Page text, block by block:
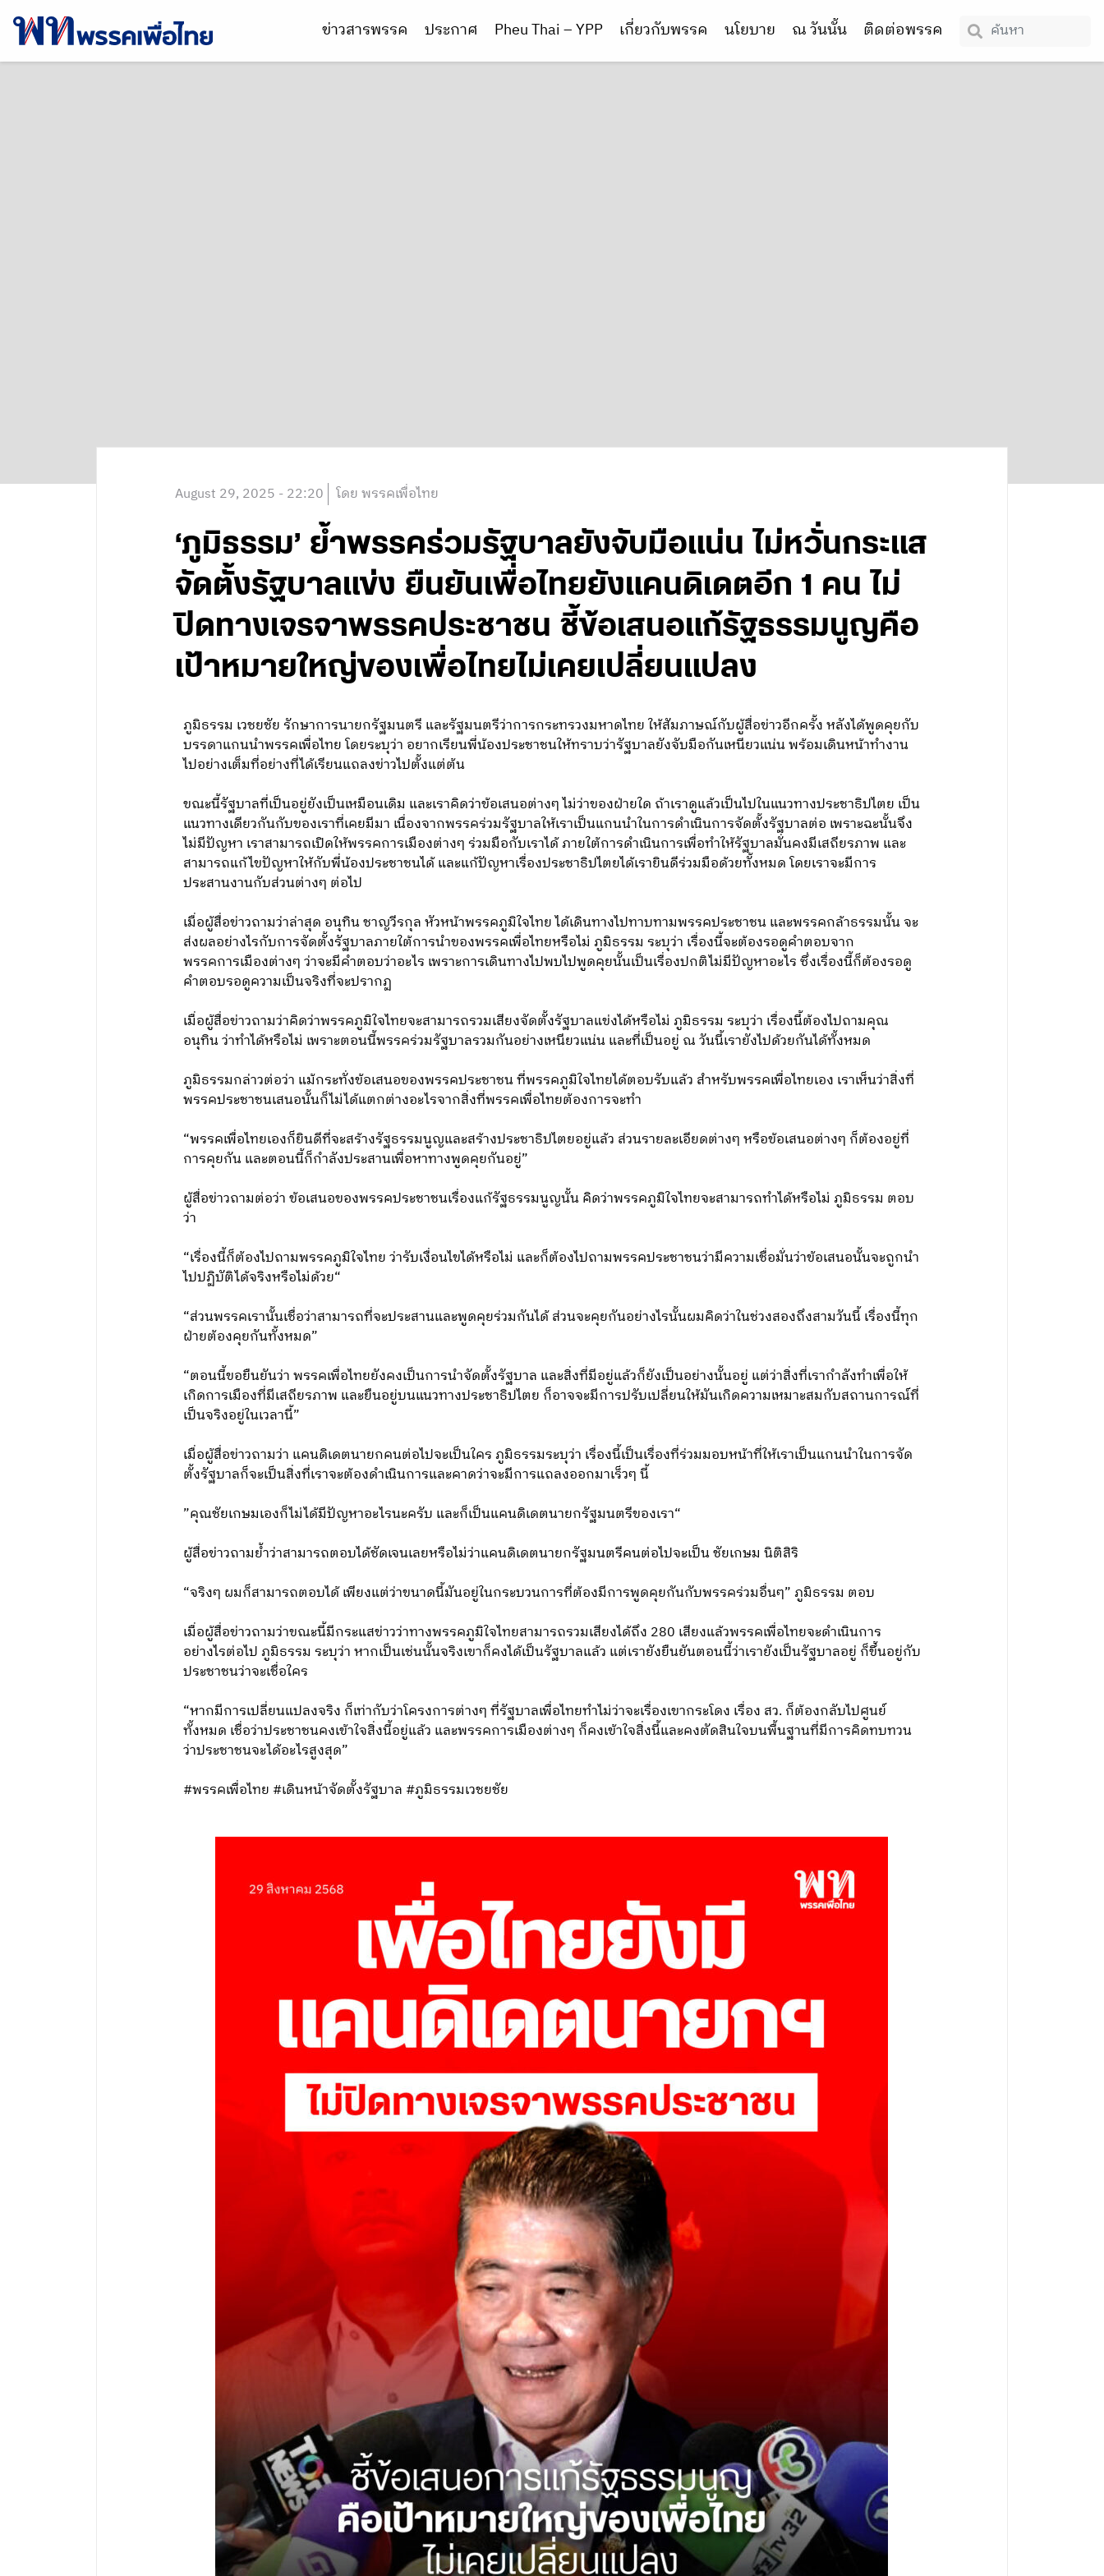
ข่าวสารพรรค ประกาศ Pheu Thai – YPP เกี่ยวกับพรรค นโยบาย ณ วันนั้น ติดต่อพรรค
August 29, 2025 - 22:20 โดย พรรคเพื่อไทย
‘ภูมิธรรม’ ย้ำพรรคร่วมรัฐบาลยังจับมือแน่น ไม่หวั่นกระแส
จัดตั้งรัฐบาลแข่ง ยืนยันเพื่อไทยยังแคนดิเดตอีก 1 คน ไม่
ปิดทางเจรจาพรรคประชาชน ชี้ข้อเสนอแก้รัฐธรรมนูญคือ
เป้าหมายใหญ่ของเพื่อไทยไม่เคยเปลี่ยนแปลง
ภูมิธรรม เวชยชัย รักษาการนายกรัฐมนตรี และรัฐมนตรีว่าการกระทรวงมหาดไทย ให้สัมภาษณ์กับผู้สื่อข่าวอีกครั้ง หลังได้พูดคุยกับ
บรรดาแกนนำพรรคเพื่อไทย โดยระบุว่า อยากเรียนพี่น้องประชาชนให้ทราบว่ารัฐบาลยังจับมือกันเหนียวแน่น พร้อมเดินหน้าทำงาน
ไปอย่างเต็มที่อย่างที่ได้เรียนแถลงข่าวไปตั้งแต่ต้น
ขณะนี้รัฐบาลที่เป็นอยู่ยังเป็นเหมือนเดิม และเราคิดว่าข้อเสนอต่างๆ ไม่ว่าของฝ่ายใด ถ้าเราดูแล้วเป็นไปในแนวทางประชาธิปไตย เป็น
แนวทางเดียวกันกับของเราที่เคยมีมา เนื่องจากพรรคร่วมรัฐบาลให้เราเป็นแกนนำในการดำเนินการจัดตั้งรัฐบาลต่อ เพราะฉะนั้นจึง
ไม่มีปัญหา เราสามารถเปิดให้พรรคการเมืองต่างๆ ร่วมมือกับเราได้ ภายใต้การดำเนินการเพื่อทำให้รัฐบาลมั่นคงมีเสถียรภาพ และ
สามารถแก้ไขปัญหาให้กับพี่น้องประชาชนได้ และแก้ปัญหาเรื่องประชาธิปไตยได้เรายินดีร่วมมือด้วยทั้งหมด โดยเราจะมีการ
ประสานงานกับส่วนต่างๆ ต่อไป
เมื่อผู้สื่อข่าวถามว่าล่าสุด อนุทิน ชาญวีรกุล หัวหน้าพรรคภูมิใจไทย ได้เดินทางไปทาบทามพรรคประชาชน และพรรคกล้าธรรมนั้น จะ
ส่งผลอย่างไรกับการจัดตั้งรัฐบาลภายใต้การนำของพรรคเพื่อไทยหรือไม่ ภูมิธรรม ระบุว่า เรื่องนี้จะต้องรอดูคำตอบจาก
พรรคการเมืองต่างๆ ว่าจะมีคำตอบว่าอะไร เพราะการเดินทางไปพบไปพูดคุยนั้นเป็นเรื่องปกติไม่มีปัญหาอะไร ซึ่งเรื่องนี้ก็ต้องรอดู
คำตอบรอดูความเป็นจริงที่จะปรากฏ
เมื่อผู้สื่อข่าวถามว่าคิดว่าพรรคภูมิใจไทยจะสามารถรวมเสียงจัดตั้งรัฐบาลแข่งได้หรือไม่ ภูมิธรรม ระบุว่า เรื่องนี้ต้องไปถามคุณ
อนุทิน ว่าทำได้หรือไม่ เพราะตอนนี้พรรคร่วมรัฐบาลรวมกันอย่างเหนียวแน่น และที่เป็นอยู่ ณ วันนี้เรายังไปด้วยกันได้ทั้งหมด
ภูมิธรรมกล่าวต่อว่า แม้กระทั่งข้อเสนอของพรรคประชาชน ที่พรรคภูมิใจไทยได้ตอบรับแล้ว สำหรับพรรคเพื่อไทยเอง เราเห็นว่าสิ่งที่
พรรคประชาชนเสนอนั้นก็ไม่ได้แตกต่างอะไรจากสิ่งที่พรรคเพื่อไทยต้องการจะทำ
“พรรคเพื่อไทยเองก็ยินดีที่จะสร้างรัฐธรรมนูญและสร้างประชาธิปไตยอยู่แล้ว ส่วนรายละเอียดต่างๆ หรือข้อเสนอต่างๆ ก็ต้องอยู่ที่
การคุยกัน และตอนนี้ก็กำลังประสานเพื่อหาทางพูดคุยกันอยู่”
ผู้สื่อข่าวถามต่อว่า ข้อเสนอของพรรคประชาชนเรื่องแก้รัฐธรรมนูญนั้น คิดว่าพรรคภูมิใจไทยจะสามารถทำได้หรือไม่ ภูมิธรรม ตอบ
ว่า
“เรื่องนี้ก็ต้องไปถามพรรคภูมิใจไทย ว่ารับเงื่อนไขได้หรือไม่ และก็ต้องไปถามพรรคประชาชนว่ามีความเชื่อมั่นว่าข้อเสนอนั้นจะถูกนำ
ไปปฏิบัติได้จริงหรือไม่ด้วย“
“ส่วนพรรคเรานั้นเชื่อว่าสามารถที่จะประสานและพูดคุยร่วมกันได้ ส่วนจะคุยกันอย่างไรนั้นผมคิดว่าในช่วงสองถึงสามวันนี้ เรื่องนี้ทุก
ฝ่ายต้องคุยกันทั้งหมด”
“ตอนนี้ขอยืนยันว่า พรรคเพื่อไทยยังคงเป็นการนำจัดตั้งรัฐบาล และสิ่งที่มีอยู่แล้วก็ยังเป็นอย่างนั้นอยู่ แต่ว่าสิ่งที่เรากำลังทำเพื่อให้
เกิดการเมืองที่มีเสถียรภาพ และยืนอยู่บนแนวทางประชาธิปไตย ก็อาจจะมีการปรับเปลี่ยนให้มันเกิดความเหมาะสมกับสถานการณ์ที่
เป็นจริงอยู่ในเวลานี้”
เมื่อผู้สื่อข่าวถามว่า แคนดิเดตนายกคนต่อไปจะเป็นใคร ภูมิธรรมระบุว่า เรื่องนี้เป็นเรื่องที่ร่วมมอบหน้าที่ให้เราเป็นแกนนำในการจัด
ตั้งรัฐบาลก็จะเป็นสิ่งที่เราจะต้องดำเนินการและคาดว่าจะมีการแถลงออกมาเร็วๆ นี้
”คุณชัยเกษมเองก็ไม่ได้มีปัญหาอะไรนะครับ และก็เป็นแคนดิเดตนายกรัฐมนตรีของเรา“
ผู้สื่อข่าวถามย้ำว่าสามารถตอบได้ชัดเจนเลยหรือไม่ว่าแคนดิเดตนายกรัฐมนตรีคนต่อไปจะเป็น ชัยเกษม นิติสิริ
“จริงๆ ผมก็สามารถตอบได้ เพียงแต่ว่าขนาดนี้มันอยู่ในกระบวนการที่ต้องมีการพูดคุยกันกับพรรคร่วมอื่นๆ” ภูมิธรรม ตอบ
เมื่อผู้สื่อข่าวถามว่าขณะนี้มีกระแสข่าวว่าทางพรรคภูมิใจไทยสามารถรวมเสียงได้ถึง 280 เสียงแล้วพรรคเพื่อไทยจะดำเนินการ
อย่างไรต่อไป ภูมิธรรม ระบุว่า หากเป็นเช่นนั้นจริงเขาก็คงได้เป็นรัฐบาลแล้ว แต่เรายังยืนยันตอนนี้ว่าเรายังเป็นรัฐบาลอยู่ ก็ขึ้นอยู่กับ
ประชาชนว่าจะเชื่อใคร
“หากมีการเปลี่ยนแปลงจริง ก็เท่ากับว่าโครงการต่างๆ ที่รัฐบาลเพื่อไทยทำไม่ว่าจะเรื่องเขากระโดง เรื่อง สว. ก็ต้องกลับไปศูนย์
ทั้งหมด เชื่อว่าประชาชนคงเข้าใจสิ่งนี้อยู่แล้ว และพรรคการเมืองต่างๆ ก็คงเข้าใจสิ่งนี้และคงตัดสินใจบนพื้นฐานที่มีการคิดทบทวน
ว่าประชาชนจะได้อะไรสูงสุด”
#พรรคเพื่อไทย #เดินหน้าจัดตั้งรัฐบาล #ภูมิธรรมเวชยชัย